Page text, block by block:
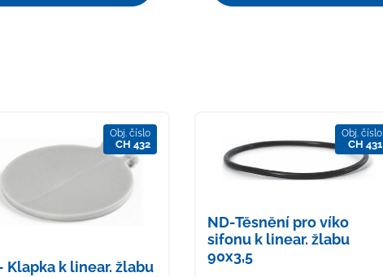
Obj. číslo
CH 432
Klapka k linear. žlabu
Obj. číslo
CH 431
ND-Těsnění pro víko
sifonu k linear. žlabu
90x3,5